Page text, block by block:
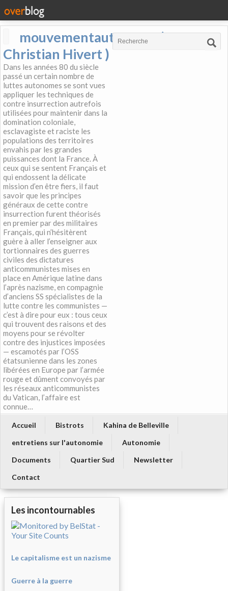
mouvementautonome (
Christian Hivert )
Dans les années 80 du siècle
passé un certain nombre de
luttes autonomes se sont vues
appliquer les techniques de
contre insurrection autrefois
utilisées pour maintenir dans la
domination coloniale,
esclavagiste et raciste les
populations des territoires
envahis par les grandes
puissances dont la France. À
ceux qui se sentent Français et
qui endossent la délicate
mission d’en être fiers, il faut
savoir que les principes
généraux de cette contre
insurrection furent théorisés
en premier par des militaires
Français, qui n’hésitèrent
guère à aller l’enseigner aux
tortionnaires des guerres
civiles des dictatures
anticommunistes mises en
place en Amérique latine dans
l’après nazisme, en compagnie
d’anciens SS spécialistes de la
lutte contre les communistes —
c’est à dire pour eux : tous ceux
qui trouvent des raisons et des
moyens pour se révolter
contre des injustices imposées
— escamotés par l’OSS
étatsunienne dans les zones
libérées en Europe par l’armée
rouge et dûment convoyés par
les réseaux anticommunistes
du Vatican, l’affaire est
connue…
Accueil Bistrots
Kahina de Belleville
entretiens sur l'autonomie
Autonomie
Documents
Quartier Sud
Newsletter
Contact
Les incontournables
Le capitalisme est un nazisme
Guerre à la guerre